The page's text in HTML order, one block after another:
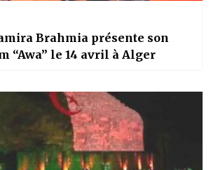
Brahmia présente son
“Awa” le 14 avril à Alger